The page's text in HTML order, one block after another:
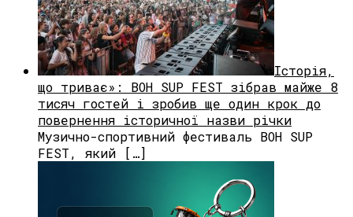
Історія,
що триває»: BOH SUP FEST зібрав майже 8
тисяч гостей і зробив ще один крок до
повернення історичної назви річки
Музично-спортивний фестиваль BOH SUP
FEST, який […]